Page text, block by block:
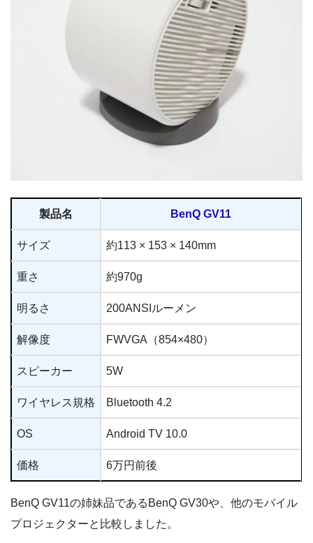
製品名 BenQ GV11
サイズ 約113 × 153 × 140mm
重さ 約970g
明るさ 200ANSIルーメン
解像度 FWVGA（854×480）
スピーカー 5W
ワイヤレス規格 Bluetooth 4.2
OS Android TV 10.0
価格 6万円前後
BenQ GV11の姉妹品であるBenQ GV30や、他のモバイル
プロジェクターと比較しました。